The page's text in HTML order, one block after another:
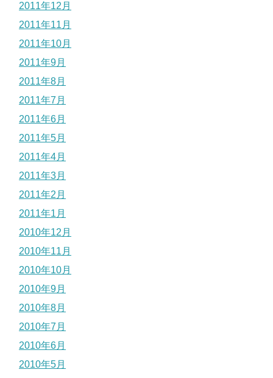
2011年12月
2011年11月
2011年10月
2011年9月
2011年8月
2011年7月
2011年6月
2011年5月
2011年4月
2011年3月
2011年2月
2011年1月
2010年12月
2010年11月
2010年10月
2010年9月
2010年8月
2010年7月
2010年6月
2010年5月